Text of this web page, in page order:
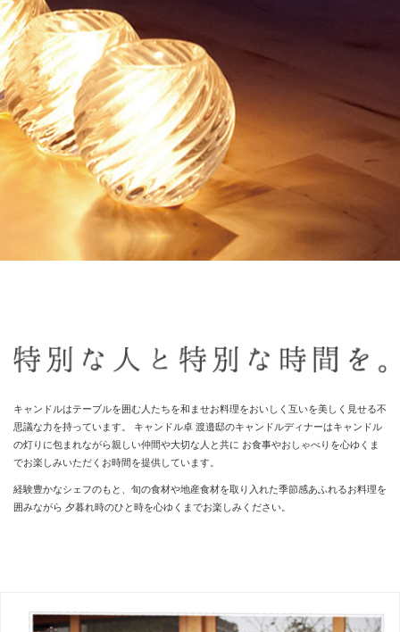
キャンドルはテーブルを囲む人たちを和ませお料理をおいしく互いを美しく見せる不
思議な力を持っています。
キャンドル卓 渡邉邸のキャンドルディナーはキャンドル
の灯りに包まれながら親しい仲間や大切な人と共に お食事やおしゃべりを心ゆくま
でお楽しみいただくお時間を提供しています。
経験豊かなシェフのもと、旬の食材や地産食材を取り入れた季節感あふれるお料理を
囲みながら 夕暮れ時のひと時を心ゆくまでお楽しみください。